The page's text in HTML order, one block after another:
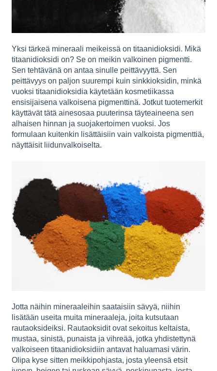
Yksi tärkeä mineraali meikeissä on titaanidioksidi. Mikä
titaanidioksidi on? Se on meikin valkoinen pigmentti.
Sen tehtävänä on antaa sinulle peittävyyttä. Sen
peittävyys on paljon suurempi kuin sinkkioksidin, minkä
vuoksi titaanidioksidia käytetään kosmetiikassa
ensisijaisena valkoisena pigmenttinä. Jotkut tuotemerkit
käyttävät tätä ainesosaa puuterinsa täyteaineena sen
alhaisen hinnan ja suojakertoimen vuoksi. Jos
formulaan kuitenkin lisättäisiin vain valkoista pigmenttiä,
näyttäisit liidunvalkoiselta.
Jotta näihin mineraaleihin saataisiin sävyä, niihin
lisätään useita muita mineraaleja, joita kutsutaan
rautaoksideiksi. Rautaoksidit ovat sekoitus keltaista,
mustaa, sinistä, punaista ja vihreää, jotka yhdistettynä
valkoiseen titaanidioksidiin antavat haluamasi värin.
Olipa kyse sitten meikkipohjasta, josta yleensä etsit